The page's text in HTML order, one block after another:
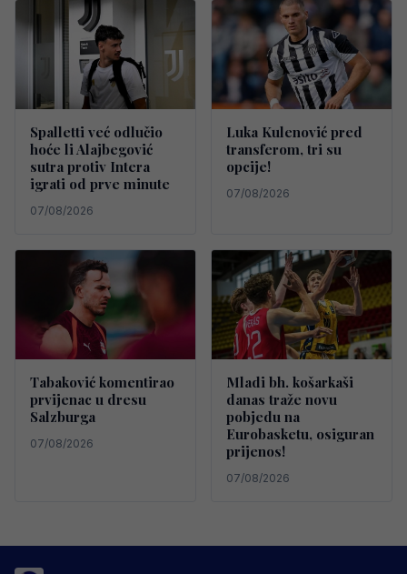
Spalletti već odlučio
hoće li Alajbegović
sutra protiv Intera
igrati od prve minute
07/08/2026
Luka Kulenović pred
transferom, tri su
opcije!
07/08/2026
Tabaković komentirao
prvijenac u dresu
Salzburga
07/08/2026
Mladi bh. košarkaši
danas traže novu
pobjedu na
Eurobasketu, osiguran
prijenos!
07/08/2026